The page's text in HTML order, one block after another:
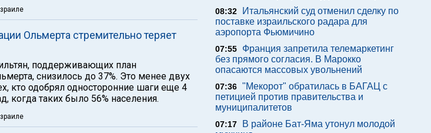
Ольмерта стремительно теряет
поддерживающих план
снизилось до 37%. Это менее двух
кто одобрял односторонние шаги еще 4
когда таких было 56% населения.
08:32
Итальянский суд отменил сделку по
поставке израильского радара для
аэропорта Фьюмичино
07:55
Франция запретила телемаркетинг
без прямого согласия. В Марокко
опасаются массовых увольнений
07:36 "Мекорот" обратилась в БАГАЦ с
петицией против правительства и
муниципалитетов
07:17
В районе Бат-Яма утонул молодой